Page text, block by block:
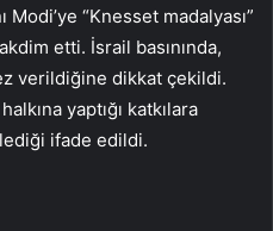
“Knesset madalyası”
etti. İsrail basınında,
verildiğine dikkat çekildi.
yaptığı katkılara
ifade edildi.